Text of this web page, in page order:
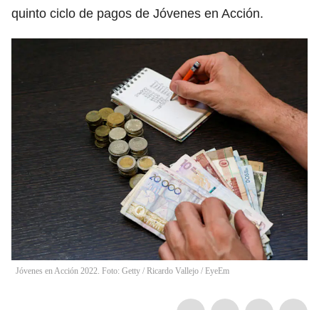
quinto ciclo de pagos de Jóvenes en Acción.
Jóvenes en Acción 2022. Foto: Getty / Ricardo Vallejo / EyeEm